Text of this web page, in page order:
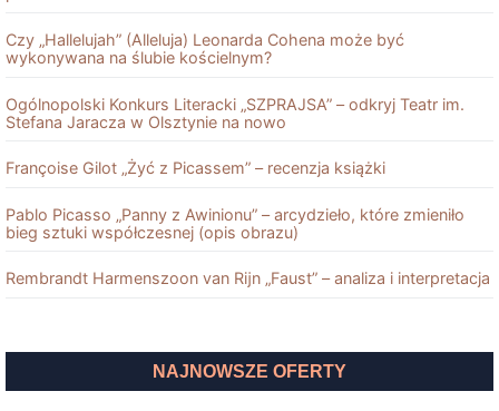
Czy „Hallelujah” (Alleluja) Leonarda Cohena może być
wykonywana na ślubie kościelnym?
Ogólnopolski Konkurs Literacki „SZPRAJSA” – odkryj Teatr im.
Stefana Jaracza w Olsztynie na nowo
Françoise Gilot „Żyć z Picassem” – recenzja książki
Pablo Picasso „Panny z Awinionu” – arcydzieło, które zmieniło
bieg sztuki współczesnej (opis obrazu)
Rembrandt Harmenszoon van Rĳn „Faust” – analiza i interpretacja
NAJNOWSZE OFERTY